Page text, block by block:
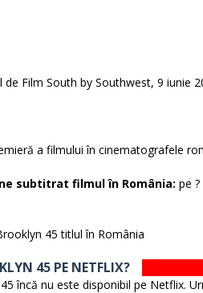
de Film South by Southwest, 9 iunie
a filmului în cinematografele
subtitrat filmul în România: pe ?
45 titlul în România
45 PE NETFLIX?
încă nu este disponibil pe Netflix.